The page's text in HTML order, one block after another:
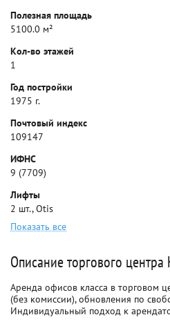
Полезная площадь
5100.0 м²
Кол-во этажей
1
Год постройки
1975 г.
Почтовый индекс
109147
ИФНС
9 (7709)
Лифты
2 шт., Otis
Показать все
Описание торгового
Аренда офисов класса в торговом
(без комиссии), обновления по
Индивидуальный подход к